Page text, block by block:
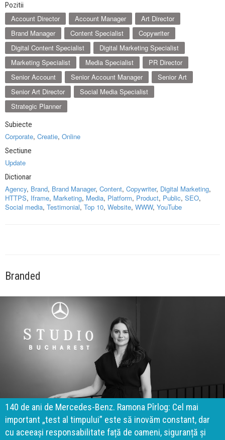
Pozitii
Account Director Account Manager
Art Director
Brand Manager
Content Specialist
Copywriter
Digital Content Specialist
Digital Marketing Specialist
Marketing Specialist
Media Specialist
PR Director
Senior Account
Senior Account Manager
Senior Art
Senior Art Director
Social Media Specialist
Strategic Planner
Subiecte
Corporate, Creatie, Online
Sectiune
Update
Dictionar
Agency, Brand, Brand Manager, Content, Copywriter, Digital Marketing,
HTTPS, Iframe, Marketing, Media, Platform, Product, Public, SEO,
Social media, Testimonial, Top 10, Website, WWW, YouTube
Branded
140 de ani de Mercedes-Benz. Ramona Pîrlog: Cel mai
important „test al timpului” este să inovăm constant, dar
cu aceeași responsabilitate față de oameni, siguranță și